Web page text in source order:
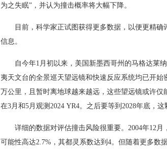
为之失眠”，并认为撞击概率将大幅下降。
目前，科学家正试图获得更多数据，以便更精确
信息。
自今年1月初以来，美国新墨西哥州的马格达莱纳
夷天文台的全景巡天望远镜和快速反应系统均已开始
万公里，且暂时离地球越来越远，这些望远镜或许
在3月和5月观测2024 YR4。之后要等到2028年底，
详细的数据对评估撞击风险很重要。2004年12月
可能性高达2.7%，其都灵系数达到4。但随着更多数